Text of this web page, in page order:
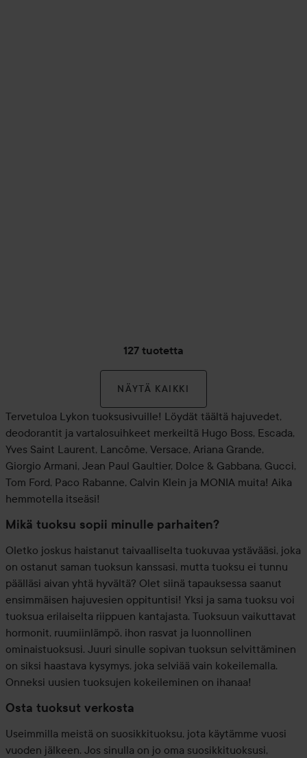
127 tuotetta
NÄYTÄ KAIKKI
Tervetuloa Lykon tuoksusivuille! Löydät täältä hajuvedet,
deodorantit ja vartalosuihkeet merkeiltä Hugo Boss, Escada,
Yves Saint Laurent, Lancôme, Versace, Ariana Grande,
Giorgio Armani, Jean Paul Gaultier, Dolce & Gabbana, Gucci,
Tom Ford, Paco Rabanne, Calvin Klein ja MONIA muita! Aika
hemmotella itseäsi!
Mikä tuoksu sopii minulle parhaiten?
Oletko joskus haistanut taivaalliselta tuokuvaa ystävääsi, joka
on ostanut saman tuoksun kanssasi, mutta tuoksu ei tunnu
päälläsi aivan yhtä hyvältä? Olet siinä tapauksessa saanut
ensimmäisen hajuvesien oppituntisi! Yksi ja sama tuoksu voi
tuoksua erilaiselta riippuen kantajasta. Tuoksuun vaikuttavat
hormonit, ruumiinlämpö, ihon rasvat ja luonnollinen
ominaistuoksusi. Juuri sinulle sopivan tuoksun selvittäminen
on siksi haastava kysymys, joka selviää vain kokeilemalla.
Onneksi uusien tuoksujen kokeileminen on ihanaa!
Osta tuoksut verkosta
Useimmilla meistä on suosikkituoksu, jota käytämme vuosi
vuoden jälkeen. Jos sinulla on jo oma suosikkituoksusi,